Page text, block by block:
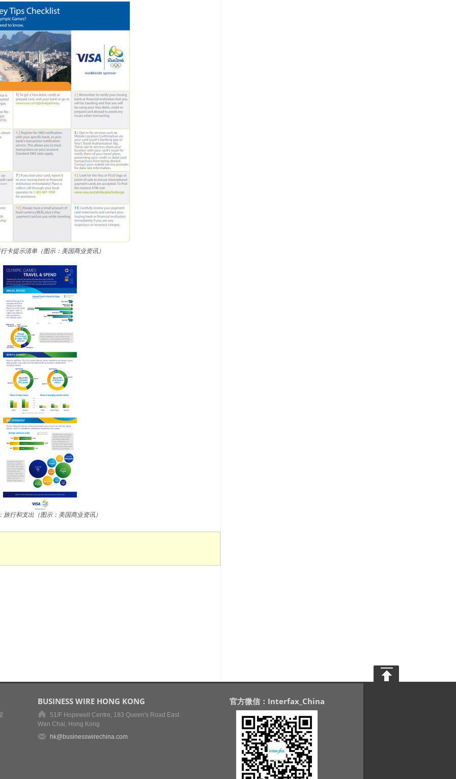
卡提示清单（图示：美国商业资讯）
旅行和支出（图示：美国商业资讯）
BUSINESS WIRE HONG KONG
51/F Hopewell Centre, 183 Queen's Road East
Wan Chai, Hong Kong
hk@businesswirechina.com
官方微信：Interfax_China